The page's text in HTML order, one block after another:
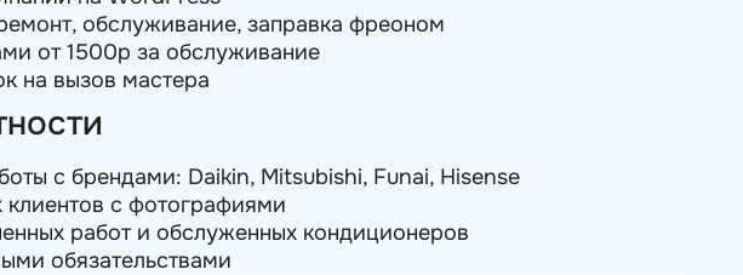
обслуживание, заправка фреоном
от 1500р за обслуживание
на вызов мастера
с брендами: Daikin, Mitsubishi, Funai, Hisense
с фотографиями
работ и обслуженных кондиционеров
обязательствами